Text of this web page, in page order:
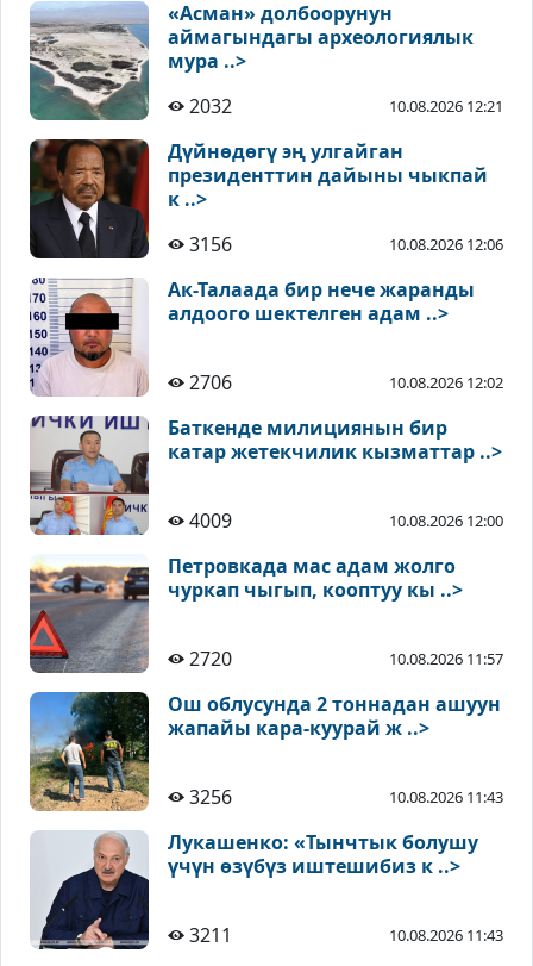
«Асман» долбоорунун
аймагындагы археологиялык
мура ..>
2032
10.08.2026 12:21
Дүйнөдөгү эң улгайган
президенттин дайыны чыкпай
к ..>
3156
10.08.2026 12:06
Ак-Талаада бир нече жаранды
алдоого шектелген адам ..>
2706 10.08.2026 12:02
Баткенде милициянын бир
катар жетекчилик кызматтар ..>
4009 10.08.2026 12:00
Петровкада мас адам жолго
чуркап чыгып, кооптуу кы ..>
2720 10.08.2026 11:57
Ош облусунда 2 тоннадан ашуун
жапайы кара-куурай ж ..>
3256 10.08.2026 11:43
Лукашенко: «Тынчтык болушу
үчүн өзүбүз иштешибиз к ..>
3211 10.08.2026 11:43